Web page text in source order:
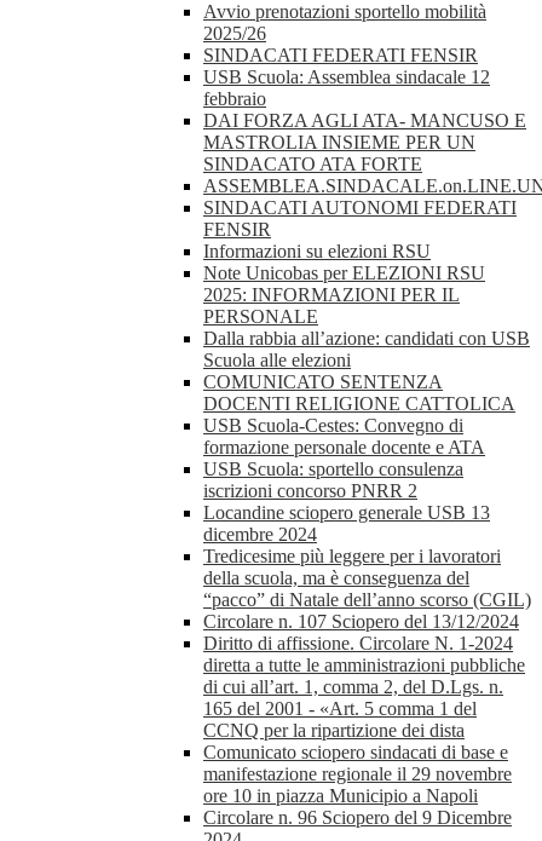
Avvio prenotazioni sportello mobilità
2025/26
SINDACATI FEDERATI FENSIR
USB Scuola: Assemblea sindacale 12
febbraio
DAI FORZA AGLI ATA- MANCUSO E
MASTROLIA INSIEME PER UN
SINDACATO ATA FORTE
SINDACATI AUTONOMI FEDERATI
FENSIR
Informazioni su elezioni RSU
Note Unicobas per ELEZIONI RSU
2025: INFORMAZIONI PER IL
PERSONALE
Dalla rabbia all’azione: candidati con USB
Scuola alle elezioni
COMUNICATO SENTENZA
DOCENTI RELIGIONE CATTOLICA
USB Scuola-Cestes: Convegno di
formazione personale docente e ATA
USB Scuola: sportello consulenza
iscrizioni concorso PNRR 2
Locandine sciopero generale USB 13
dicembre 2024
Tredicesime più leggere per i lavoratori
della scuola, ma è conseguenza del
“pacco” di Natale dell’anno scorso (CGIL)
Circolare n. 107 Sciopero del 13/12/2024
Diritto di affissione. Circolare N. 1-2024
diretta a tutte le amministrazioni pubbliche
di cui all’art. 1, comma 2, del D.Lgs. n.
165 del 2001 - «Art. 5 comma 1 del
CCNQ per la ripartizione dei dista
Comunicato sciopero sindacati di base e
manifestazione regionale il 29 novembre
ore 10 in piazza Municipio a Napoli
Circolare n. 96 Sciopero del 9 Dicembre